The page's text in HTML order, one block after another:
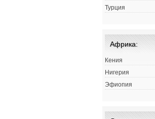
Турция
Африка:
Кения
Нигерия
Эфиопия